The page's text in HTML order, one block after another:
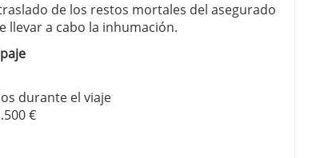
de los restos mortales del asegurado
llevar a cabo la inhumación.
durante el viaje
€